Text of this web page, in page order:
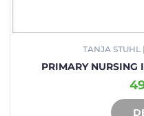
TANJA STUHL
PRIMARY NURSING
IN DEN